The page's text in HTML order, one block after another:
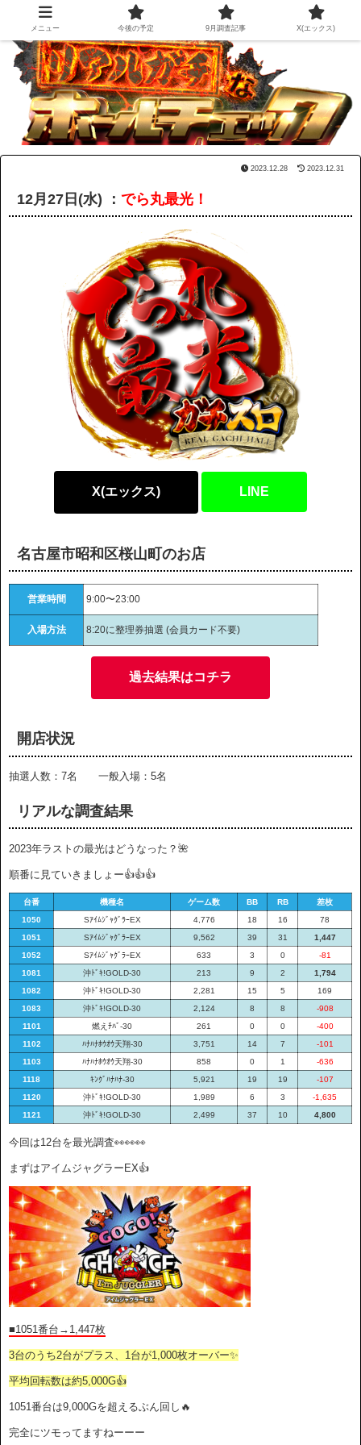
2023.12.28 2023.12.31
12月27日(水) ： でら丸最光！
X(エックス) LINE
名古屋市昭和区桜山町のお店
営業時間 9:00〜23:00
入場方法 8:20に整理券抽選 (会員カード不要)
過去結果はコチラ
開店状況
抽選人数：7名 一般入場：5名
リアルな調査結果
2023年ラストの最光はどうなった？🌺
順番に見ていきましょー👍👍👍
台番 機種名 ゲーム数 BB RB
差枚
1050
SｱｲﾑｼﾞｬｸﾞﾗｰEX 4,776 18 16
78
1051
SｱｲﾑｼﾞｬｸﾞﾗｰEX 9,562 39 31
1,447
1052
SｱｲﾑｼﾞｬｸﾞﾗｰEX 633 3 0
-81
1081
沖ﾄﾞｷ!GOLD-30 213 9 2
1,794
1082
沖ﾄﾞｷ!GOLD-30 2,281 15 5
169
1083
沖ﾄﾞｷ!GOLD-30 2,124 8 8
-908
1101
燃えﾁﾊﾞ-30 261 0 0
-400
1102
ﾊﾅﾊﾅﾎｳｵｳ天翔-30 3,751 14 7
-101
1103
ﾊﾅﾊﾅﾎｳｵｳ天翔-30 858 0 1
-636
1118
ｷﾝｸﾞﾊﾅﾊﾅ-30 5,921 19 19
-107
1120
沖ﾄﾞｷ!GOLD-30 1,989 6 3
-1,635
1121
沖ﾄﾞｷ!GOLD-30 2,499 37 10 4,800
今回は12台を最光調査👀👀👀
まずはアイムジャグラーEX👍
■1051番台→1,447枚
3台のうち2台がプラス、1台が1,000枚オーバー✨
平均回転数は約5,000G👍
1051番台は9,000Gを超えるぶん回し🔥
完全にツモってますねーーー
メニュー 今後の予定 9月調査記事 X(エックス)